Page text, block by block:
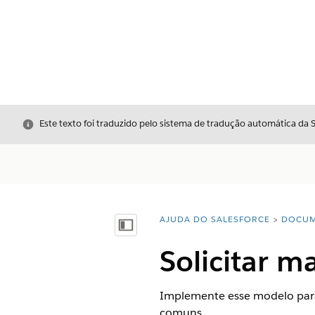
Fechar
Este texto foi traduzido pelo sistema de tradução automática da
Mostrar índiceVocê está aqui:
AJUDA DO SALESFORCE
Solicitar
Implemente esse modelo